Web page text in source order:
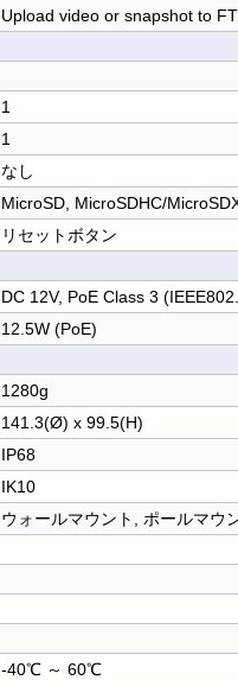
Upload video or snapshot to
1
1
なし
MicroSD, MicroSDHC/
リセットボタン
DC 12V, PoE Class 3
12.5W (PoE)
1280g
141.3(Ø) x 99.5(H)
IP68
IK10
ウォールマウント, ポールマウ
-40℃ ～ 60℃